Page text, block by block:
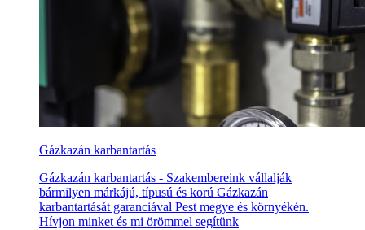
Gázkazán karbantartás
Gázkazán karbantartás - Szakembereink vállalják
bármilyen márkájú, típusú és korú Gázkazán
karbantartását garanciával Pest megye és környékén.
Hívjon minket és mi örömmel segítünk